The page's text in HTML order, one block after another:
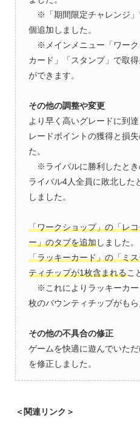
※「期間限定チャレンジ」
個追加しました。
※メインメニュー「ワーク
カード」「スタンプ」で取
ができます。
その他の調整や変更
より早く高いグレードに到
レードポイントの獲得と損
た。
※ライバルに勝利したとき
ライバル4人全員に敗北した
しました。
「ワークショップ」の「レ
ー」のタブを追加しました。
「ラッキーカード」の「ミ
ティチップが1枚含まれるこ
※これによりラッキーカー
枚のバウンティチップがも
その他の不具合の修正
ゲームを快適に遊んでいた
を修正しました。
＜関連リンク＞